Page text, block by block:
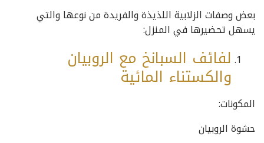
بعض وصفات الزلابية اللذيذة والفريدة من نوعها والتي
يسهل تحضيرها في المنزل:
لفائف السبانخ مع الروبيان
والكستناء المائية
المكونات:
حشوة الروبيان